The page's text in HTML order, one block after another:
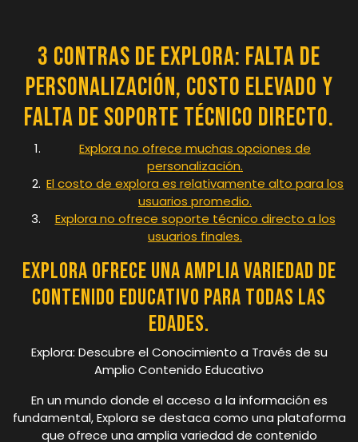
3 contras de Explora: falta de
personalización, costo elevado y
falta de soporte técnico directo.
Explora no ofrece muchas opciones de
personalización.
El costo de explora es relativamente alto para los
usuarios promedio.
Explora no ofrece soporte técnico directo a los
usuarios finales.
Explora ofrece una amplia variedad de
contenido educativo para todas las
edades.
Explora: Descubre el Conocimiento a Través de su
Amplio Contenido Educativo
En un mundo donde el acceso a la información es
fundamental, Explora se destaca como una plataforma
que ofrece una amplia variedad de contenido